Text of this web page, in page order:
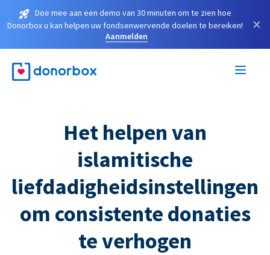
Doe mee aan een demo van 30 minuten om te zien hoe
Donorbox u kan helpen uw fondsenwervende doelen te bereiken!
Aanmelden
×
Het helpen van
islamitische
liefdadigheidsinstellingen
om consistente donaties
te verhogen